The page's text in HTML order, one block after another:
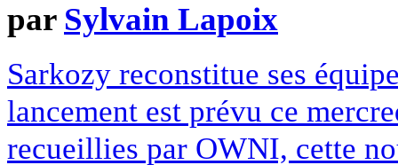
par Sylvain Lapoix
Sarkozy reconstitue ses
lancement est prévu ce
recueillies par OWNI, cette